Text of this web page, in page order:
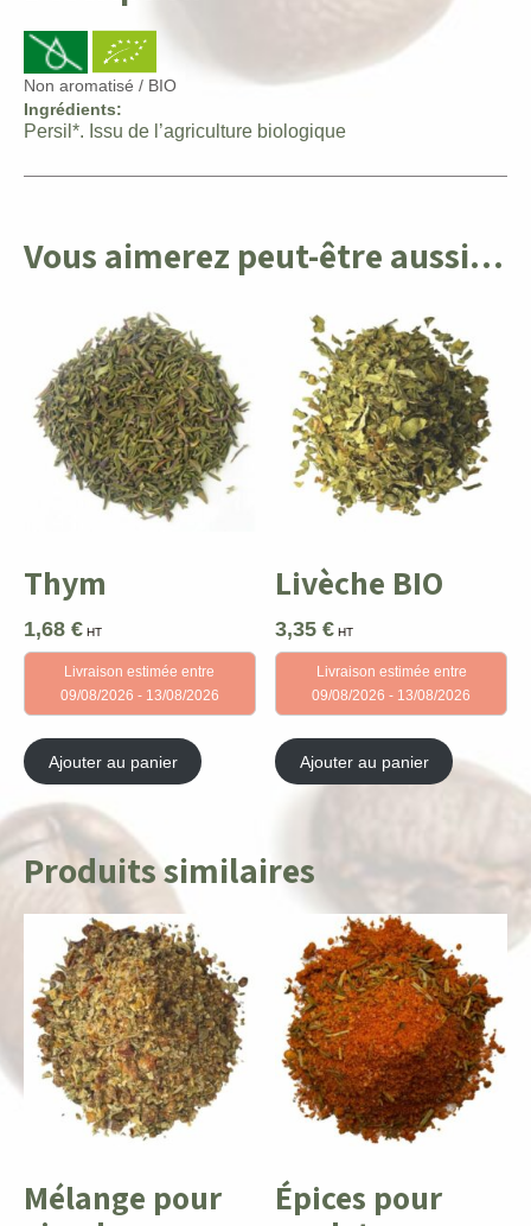
Non aromatisé / BIO
Ingrédients:
Persil*. Issu de l’agriculture biologique
Vous aimerez peut-être aussi…
Thym
1,68 € HT
Livraison estimée entre
09/08/2026 - 13/08/2026
Ajouter au panier
Livèche BIO
3,35€ HT
Livraison estimée entre
09/08/2026 - 13/08/2026
Ajouter au panier
Produits similaires
Mélange pour
Épices pour